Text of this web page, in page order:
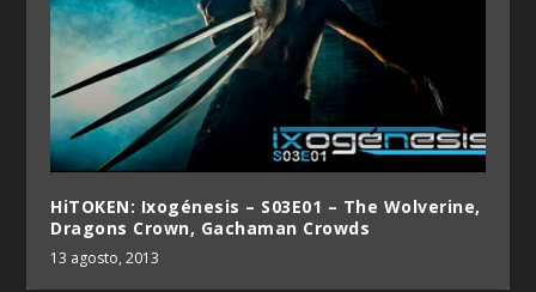
HiTOKEN: Ixogénesis – S03E01 – The Wolverine,
Dragons Crown, Gachaman Crowds
13 agosto, 2013